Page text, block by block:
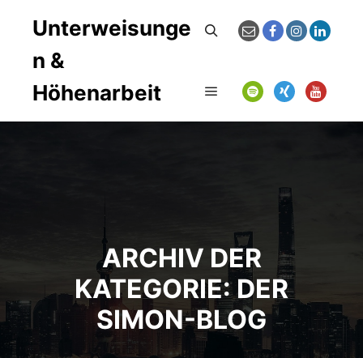
Unterweisunge
n &
Höhenarbeit
ARCHIV DER
KATEGORIE:DER
SIMON-BLOG